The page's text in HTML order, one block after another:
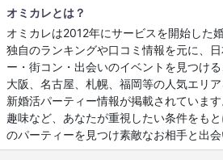
オミカレとは？
オミカレは2012年にサービスを開始した
独自のランキングや口コミ情報を元に、
ー・街コン・出会いのイベントを見つける
大阪、名古屋、札幌、福岡等の人気エリ
新婚活パーティー情報が掲載されていま
趣味など、あなたが重視したい条件をも
のパーティーを見つけ素敵なお相手と出会